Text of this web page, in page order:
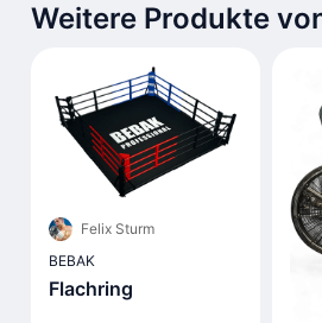
Weitere Produkte
Felix Sturm
BEBAK
Flachring